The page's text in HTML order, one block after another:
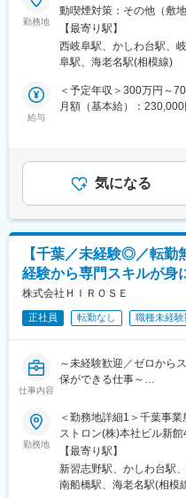
変更の範囲：会社の定め
◇AV機器などの訪問修理
お客様宅へ訪問し、故障
す。
※建物に改変を加える業
◇多様な製品への対応
パソコン、スマートフォ
ンなど、幅広い製品を扱
◇お客様対応
■入社後は本社で研修：
入社後、3ヶ月間は本社
■当ポジションの魅力：
◎未経験から専門知識、
未経験からでも専門性の
◎社会貢献につながる仕事
家電のリユースやエコロ
身用社員寮やマイカー通
した環境で長く働けます
変更の範囲：会社の定め
勤務地
動喫煙対策：その他（敷
勤務地詳細2＞本社住所
駅：相鉄線／かしわ台駅
外喫煙可能場所あり））
【最寄り駅】
西岐阜駅、かしわ台駅、
阜駅、海老名駅(相模線)
給与
＜予定年収＞300万円～
月額（基本給）：
金額であり、選考を通じ
は固定手当を含めた表記で
気になる
【千葉／未経験◎／転
経験から専門スキルが身
株式会社ＨＩＲＯＳＥ
正社員 転勤なし 職種未経験
仕事内容
～未経験歓迎／ゼロから
保ができる仕事～
■業務内容：
◇AV機器などの訪問修理
お客様宅へ訪問し、故障
す。
※建物に改変を加える業務
◇多様な製品への対応
勤務地
＜勤務地詳細1＞千葉事
ストロン(株)本社ビル新
（屋外喫煙可能場所あり
綾瀬市早川2696-12 勤務
対策：その他（敷地内禁
【最寄り駅】
新習志野駅、かしわ台駅
南船橋駅、海老名駅(相模